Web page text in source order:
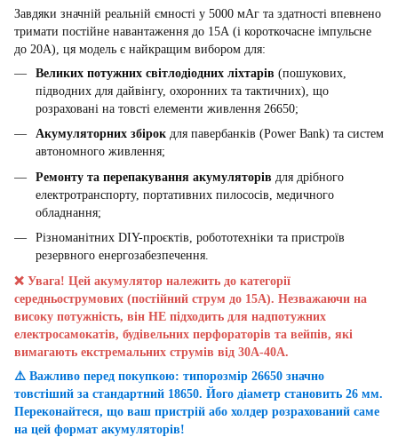
Завдяки значній реальній ємності у 5000 мАг та здатності впевнено
тримати постійне навантаження до 15А (і короткочасне імпульсне
до 20А), ця модель є найкращим вибором для:
Великих потужних світлодіодних ліхтарів (пошукових,
підводних для дайвінгу, охоронних та тактичних), що
розраховані на товсті елементи живлення 26650;
Акумуляторних збірок для павербанків (Power Bank) та систем
автономного живлення;
Ремонту та перепакування акумуляторів для дрібного
електротранспорту, портативних пилососів, медичного
обладнання;
Різноманітних DIY-проєктів, робототехніки та пристроїв
резервного енергозабезпечення.
❌ Увага! Цей акумулятор належить до категорії
середньострумових (постійний струм до 15А). Незважаючи на
високу потужність, він НЕ підходить для надпотужних
електросамокатів, будівельних перфораторів та вейпів, які
вимагають екстремальних струмів від 30А-40А.
⚠️ Важливо перед покупкою: типорозмір 26650 значно
товстіший за стандартний 18650. Його діаметр становить 26 мм.
Переконайтеся, що ваш пристрій або холдер розрахований саме
на цей формат акумуляторів!